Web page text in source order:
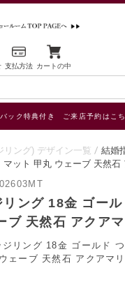
支払方法 カートの中
ック特典付き ご来店予約はこ
リング) デザイン一覧
結婚
ット 甲丸 ウェーブ 天然石
ング 18金 ゴール
ブ 天然石 アクア